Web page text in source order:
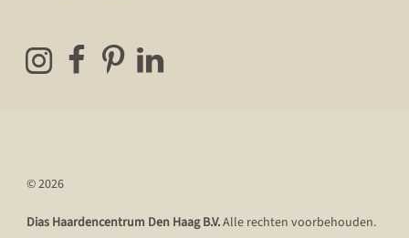
© 2026
Dias Haardencentrum Den Haag B.V.Alle rechten voorbehouden.